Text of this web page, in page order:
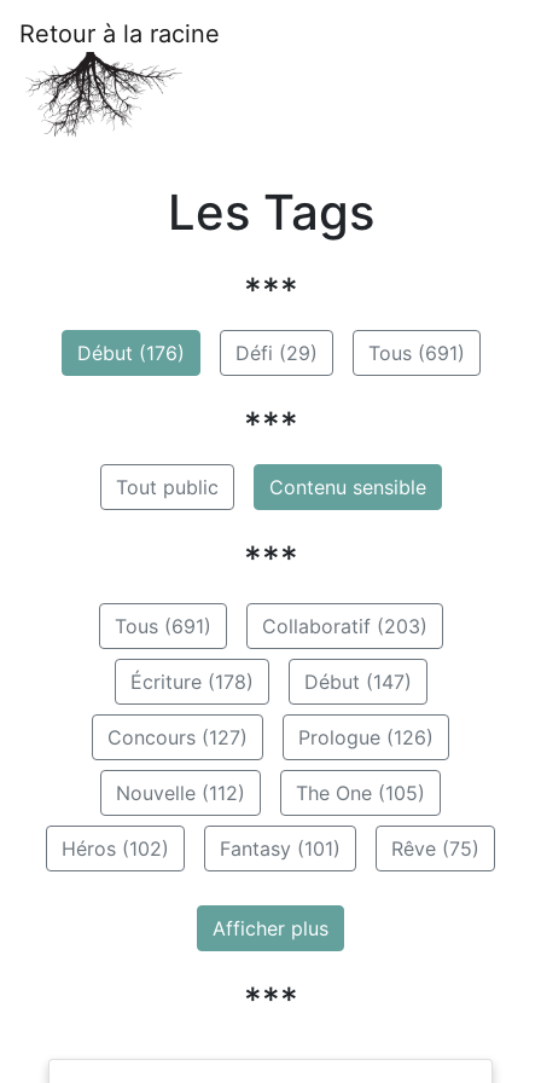
Retour à la racine
Les Tags
***
Début (176) Défi (29) Tous (691)
***
Tout public Contenu sensible
***
Tous (691) Collaboratif (203)
Écriture (178) Début (147)
Concours (127) Prologue (126)
Nouvelle (112) The One (105)
Héros (102) Fantasy (101) Rêve (75)
Afficher plus
***